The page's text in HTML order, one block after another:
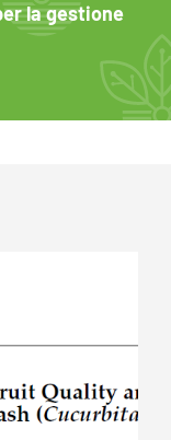
la gestione